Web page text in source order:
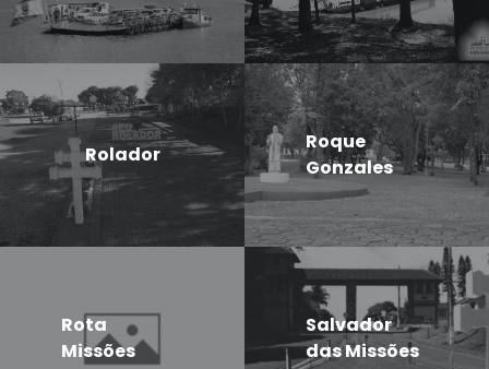
Rolador
Roque
Gonzales
Rota
Missões
Salvador
das Missões